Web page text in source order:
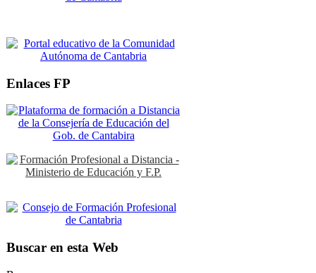
Enlaces FP
Buscar en esta Web